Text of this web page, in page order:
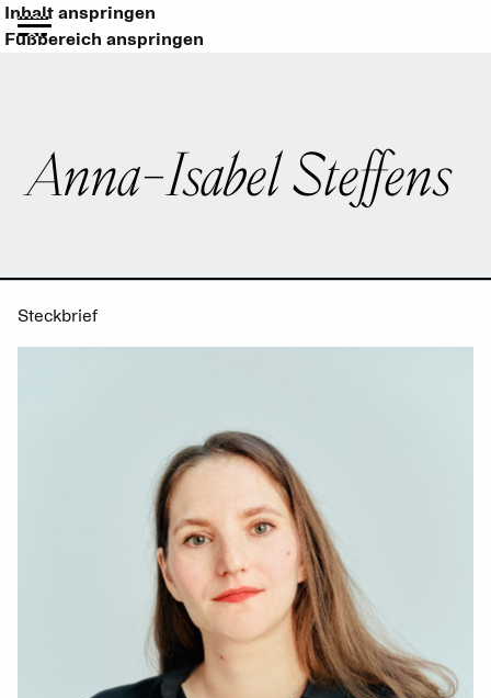
Inhalt anspringen
Fußbereich anspringen
Anna-Isabel Steffens
Steckbrief